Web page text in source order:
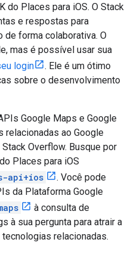
do Places para iOS. O Stack
e respostas para
de forma colaborativa. O
mas é possível usar sua
login
. Ele é um ótimo
sobre o desenvolvimento
Google Maps e Google
relacionadas ao Google
Overflow. Busque por
Places para iOS
api+ios
. Você pode
da Plataforma Google
à consulta de
à sua pergunta para atrair a
relacionadas.